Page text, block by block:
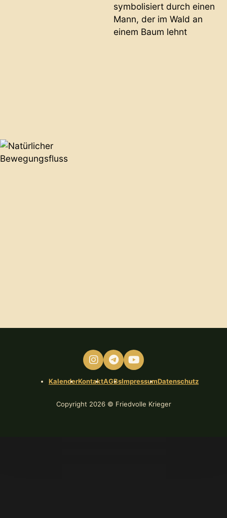
Folge uns auf Instagram
Komm in die Telegram-Gruppe
Folge uns auf Youtube
KalenderKontaktAGBsImpressumDatenschutz
Copyright 2026 © Friedvolle Krieger